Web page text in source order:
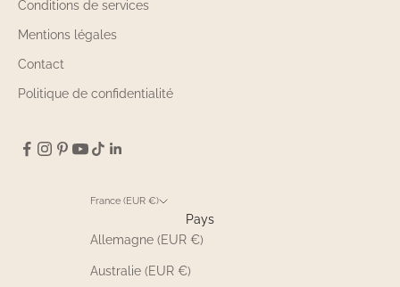
Conditions de services
Mentions légales
Contact
Politique de confidentialité
France (EUR €)
Pays
Allemagne (EUR €)
Australie (EUR €)